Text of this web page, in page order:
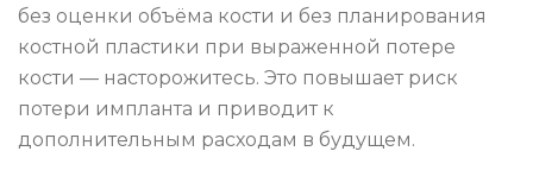
без оценки объёма кости и без планирования
костной пластики при выраженной потере
кости — насторожитесь. Это повышает риск
потери импланта и приводит к
дополнительным расходам в будущем.